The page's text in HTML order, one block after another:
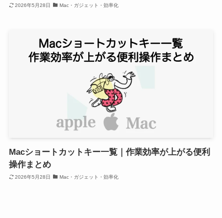
2026年5月28日 Mac・ガジェット・効率化
Macショートカットキー一覧｜作業効率が上がる便利
操作まとめ
2026年5月28日 Mac・ガジェット・効率化